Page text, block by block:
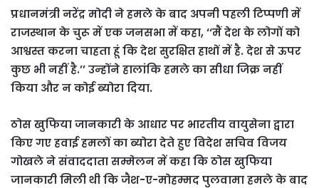
प्रधानमंत्री नरेंद्र मोदी ने हमले के बाद अपनी पहली टिप्पणी में
राजस्थान के चुरू में एक जनसभा में कहा, ‘‘मैं देश के लोगों को
आश्वस्त करना चाहता हूं कि देश सुरक्षित हाथों में है. देश से ऊपर
कुछ भी नहीं है.’’ उन्होंने हालांकि हमले का सीधा जिक्र नहीं
किया और न कोई ब्योरा दिया.
ठोस खुफिया जानकारी के आधार पर भारतीय वायुसेना द्वारा
किए गए हवाई हमलों का ब्योरा देते हुए विदेश सचिव विजय
गोखले ने संवाददाता सम्मेलन में कहा कि ठोस खुफिया
जानकारी मिली थी कि जैश-ए-मोहम्मद पुलवामा हमले के बाद